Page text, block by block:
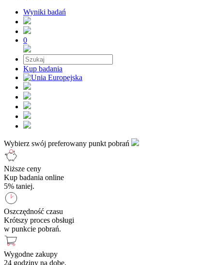
Wyniki badań
0
Kup badania
Wybierz swój preferowany punkt pobrań
Niższe ceny
Kup badania online
5% taniej.
Oszczędność czasu
Krótszy proces obsługi
w punkcie pobrań.
Wygodne zakupy
24 godziny na dobę,